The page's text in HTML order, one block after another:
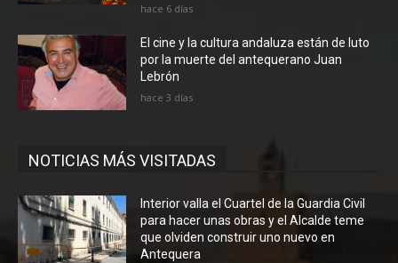
hace 6 días
El cine y la cultura andaluza están de luto
por la muerte del antequerano Juan
Lebrón
hace 3 días
NOTICIAS MÁS VISITADAS
Interior valla el Cuartel de la Guardia Civil
para hacer unas obras y el Alcalde teme
que olviden construir uno nuevo en
Antequera